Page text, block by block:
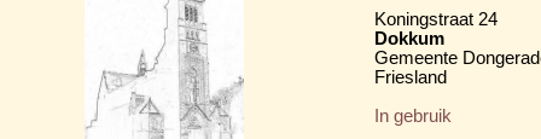
Koningstraat 24
Dokkum
Gemeente
Friesland
In gebruik